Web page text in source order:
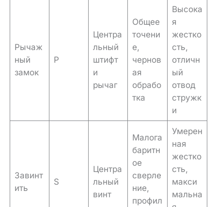
Рычаж
ный
замок
P
Центра
льный
штифт
и
рычаг
Общее
точени
е,
чернов
ая
обрабо
тка
Высока
я
жестко
сть,
отличн
ый
отвод
стружк
и
Завинт
ить
S
Центра
льный
винт
Малога
баритн
ое
сверле
ние,
профил
Умерен
ная
жестко
сть,
макси
мальна